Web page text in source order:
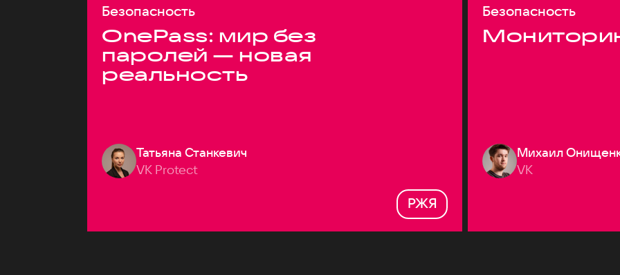
Безопасность
OnePass: мир без
паролей — новая
реальность
Татьяна Станкевич
VK Protect
РЖЯ
Безопасность
Михаил
VK